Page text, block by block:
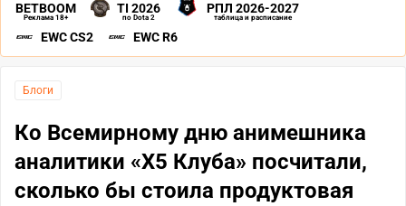
BETBOOM
Реклама 18+
TI 2026
по Dota 2
РПЛ 2026-2027
таблица и расписание
EWC CS2 EWC R6
Блоги
Ко Всемирному дню анимешника
аналитики «Х5 Клуба» посчитали,
сколько бы стоила продуктовая